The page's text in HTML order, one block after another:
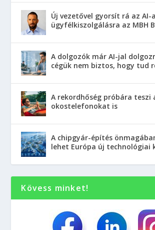
Új vezetővel gyorsít rá az AI-
ügyfélkiszolgálásra az MBH
A dolgozók már AI-jal
cégük nem biztos, hogy tud
A rekordhőség próbára teszi
okostelefonokat is
A chipgyár-építés
lehet Európa új technológiai
Kövess minket!